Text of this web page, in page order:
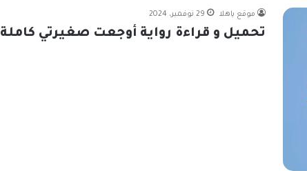
موقع ياهلا 29 نوفمبر، 2024
تحميل و قراءة رواية أوجعت صغيرتي كاملة 12 فصل